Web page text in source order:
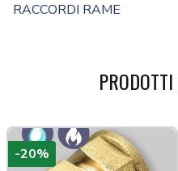
RACCORDI RAME
PRODOTTI
più tardi
-20%